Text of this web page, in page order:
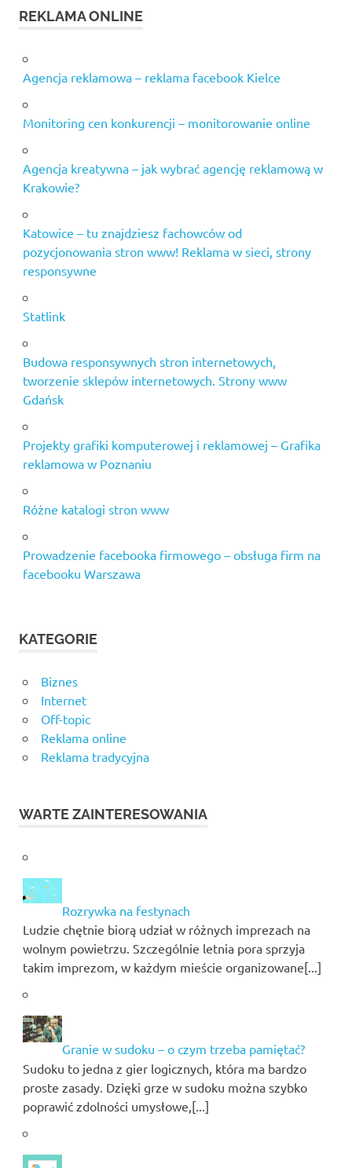
REKLAMA ONLINE
Agencja reklamowa – reklama facebook Kielce
Monitoring cen konkurencji – monitorowanie online
Agencja kreatywna – jak wybrać agencję reklamową w
Krakowie?
Katowice – tu znajdziesz fachowców od
pozycjonowania stron www! Reklama w sieci, strony
responsywne
Statlink
Budowa responsywnych stron internetowych,
tworzenie sklepów internetowych. Strony www
Gdańsk
Projekty grafiki komputerowej i reklamowej – Grafika
reklamowa w Poznaniu
Różne katalogi stron www
Prowadzenie facebooka firmowego – obsługa firm na
facebooku Warszawa
KATEGORIE
Biznes
Internet
Off-topic
Reklama online
Reklama tradycyjna
WARTE ZAINTERESOWANIA
Rozrywka na festynach
Ludzie chętnie biorą udział w różnych imprezach na
wolnym powietrzu. Szczególnie letnia pora sprzyja
takim imprezom, w każdym mieście organizowane[...]
Granie w sudoku – o czym trzeba pamiętać?
Sudoku to jedna z gier logicznych, która ma bardzo
proste zasady. Dzięki grze w sudoku można szybko
poprawić zdolności umysłowe,[...]